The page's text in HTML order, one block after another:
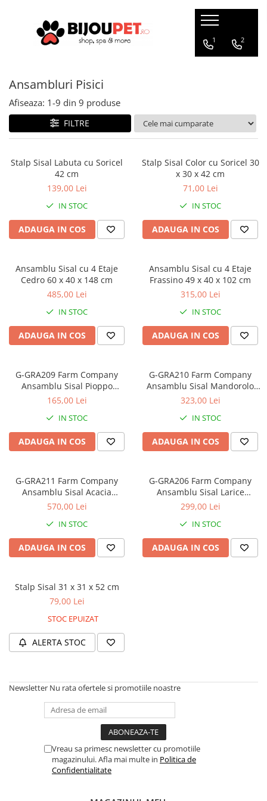
Caini
Hrana Presata la Rece
Hrana Uscata
Tribal
Oaks Farm
Nature's Protection
Taste of the Wild
Devora
Orijen
Recompense caini
Accesorii
Batoane branza Yak
Castroane si Dozatoare
Culcusuri
Custi si Genti de Transport
Hainute
Inghetata
Lemne si coarne de cerb sau
caprior
Lese, Zgarzi & Hamuri
Produse Igiena si Ingrijire
Pisici
Hrana umeda
Recompense pisici
Jucarii Pisici
Accesorii
Ansambluri Pisici
Litiere si Asternut
Genti, Patuturi si Custi de
Transport
Produse Igiena si Ingrijire
Suplimente
1 2
Ansambluri Pisici
Afiseaza: 1-9 din 9 produse
FILTRE
Stalp Sisal Labuta cu Soricel
42 cm
139,00 Lei
IN STOC
ADAUGA IN COS
Stalp Sisal Color cu Soricel 30
x 30 x 42 cm
71,00 Lei
IN STOC
ADAUGA IN COS
Ansamblu Sisal cu 4 Etaje
Cedro 60 x 40 x 148 cm
485,00 Lei
IN STOC
ADAUGA IN COS
Ansamblu Sisal cu 4 Etaje
Frassino 49 x 40 x 102 cm
315,00 Lei
IN STOC
ADAUGA IN COS
G-GRA209 Farm Company
Ansamblu Sisal Pioppo
40*40*66 CM
165,00 Lei
IN STOC
ADAUGA IN COS
G-GRA210 Farm Company
Ansamblu Sisal Mandorolo
50*35*80 CM
323,00 Lei
IN STOC
ADAUGA IN COS
G-GRA211 Farm Company
Ansamblu Sisal Acacia
60*60*136 CM - 6 etaje
570,00 Lei
IN STOC
ADAUGA IN COS
G-GRA206 Farm Company
Ansamblu Sisal Larice
40*40*129 CM - 3 etaje
299,00 Lei
IN STOC
ADAUGA IN COS
Stalp Sisal 31 x 31 x 52 cm
79,00 Lei
STOC EPUIZAT
ALERTA STOC
Newsletter Nu rata ofertele si promotiile noastre
Vreau sa primesc newsletter cu promotiile
magazinului. Afla mai multe in Politica de
Confidentialitate